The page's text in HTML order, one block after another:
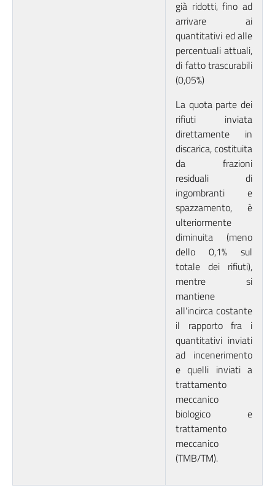
già ridotti, fino ad
arrivare ai
quantitativi ed alle
percentuali attuali,
di fatto trascurabili
(0,05%)
La quota parte dei
rifiuti inviata
direttamente in
discarica, costituita
da frazioni
residuali di
ingombranti e
spazzamento, è
ulteriormente
diminuita (meno
dello 0,1% sul
totale dei rifiuti),
mentre si
mantiene
all'incirca costante
il rapporto fra i
quantitativi inviati
ad incenerimento
e quelli inviati a
trattamento
meccanico
biologico e
trattamento
meccanico
(TMB/TM).